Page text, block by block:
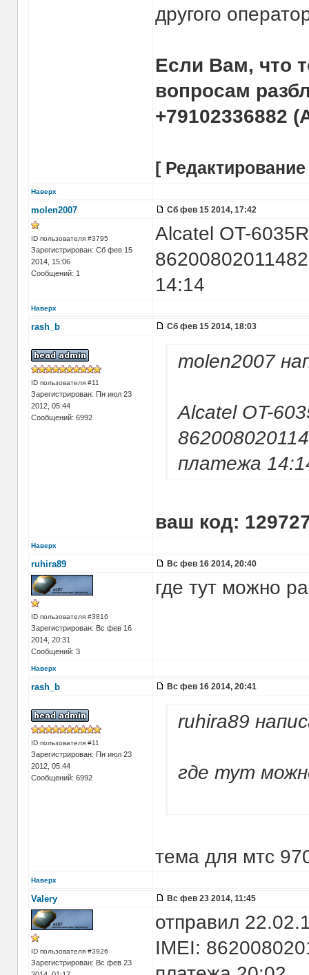
другого
Если Вам, что
вопросам
+79102336882
[
Наверх
molen2007 Сб фев 15 2014, 17:42
ID пользователя #3795
Зарегистрирован: Сб фев 15
2014, 15:06
Сообщений: 1
Alcatel OT-
14:14
Наверх
rash_b Сб фев 15 2014, 18:03
ID пользователя #11
Зарегистрирован: Пн июл 23
2012, 05:44
Сообщений: 6992
molen2007
Alcatel OT-
платежа
ваш код:
Наверх
ruhira89 Вс фев 16 2014, 20:40
ID пользователя #3816
Зарегистрирован: Вс фев 16
2014, 20:31
Сообщений: 3
где тут можно
Наверх
rash_b Вс фев 16 2014, 20:41
ID пользователя #11
Зарегистрирован: Пн июл 23
2012, 05:44
Сообщений: 6992
ruhira89
где тут
тема для мтс
Наверх
Valery Вс фев 23 2014, 11:45
ID пользователя #3926
Зарегистрирован: Вс фев 23
отправил
IMEI: